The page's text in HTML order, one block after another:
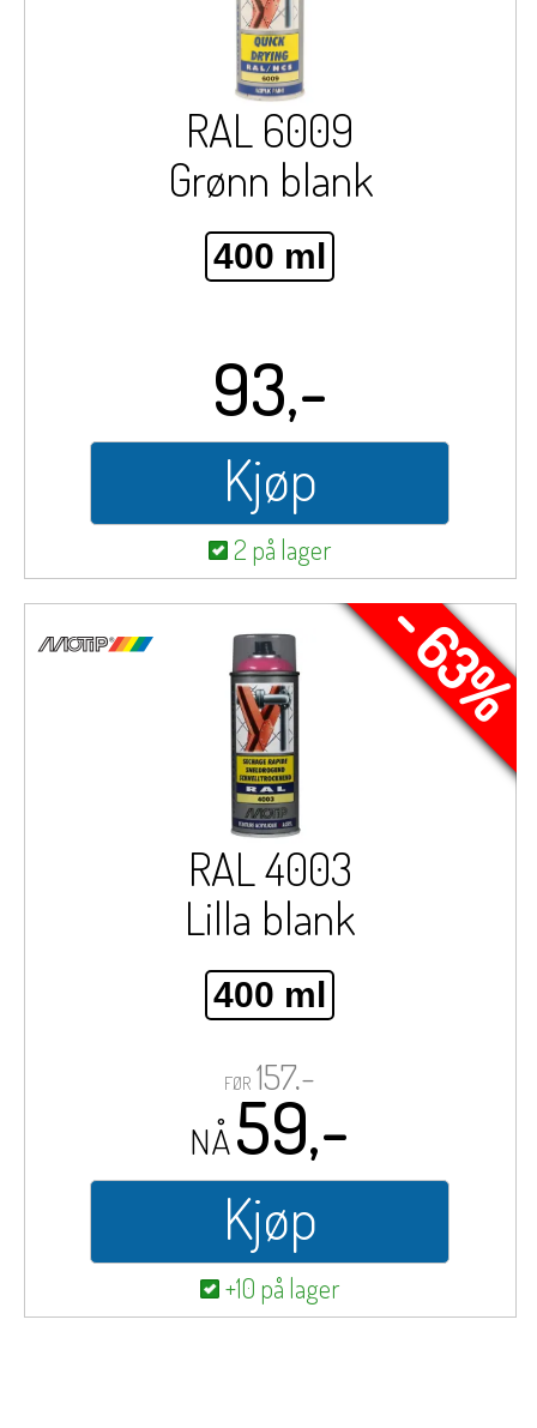
RAL 6009
Grønn blank
400 ml
93,-
Kjøp
2 på lager
- 63%
RAL 4003
Lilla blank
400 ml
FØR 157,-
NÅ59,-
Kjøp
+10 på lager